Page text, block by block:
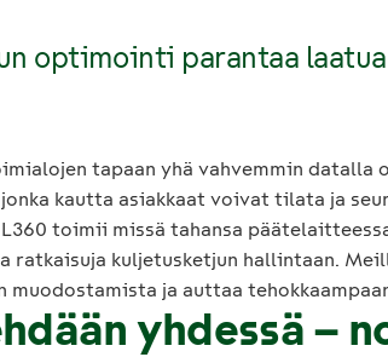
optimointi parantaa laatua
tapaan yhä vahvemmin datalla
kautta asiakkaat voivat tilata ja
toimii missä tahansa
ratkaisuja kuljetusketjun hallintaan.
muodostamista ja auttaa
yhdessä –